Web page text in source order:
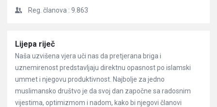
Reg. članova : 9.863
Članci
Lijepa riječ
Naša uzvišena vjera uči nas da pretjerana briga i
uznemirenost predstavljaju direktnu opasnost po islamski
ummet i njegovu produktivnost. Najbolje za jedno
muslimansko društvo je da svoj dan započne sa radosnim
vijestima, optimizmom i nadom, kako bi njegovi članovi